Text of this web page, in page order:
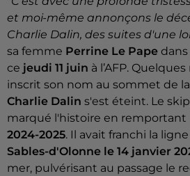
et moi-même annonçons le
Charlie Dalin, des suites d'une
sa femme Perrine Le Pape
ce jeudi 11 juin à l’AFP.
inscrit son nom au sommet de
Charlie Dalin s'est éteint. Le
marqué l'histoire en remportant
2024-2025. Il avait franchi la
Sables-d'Olonne le 14 janvier
mer, pulvérisant au passage le